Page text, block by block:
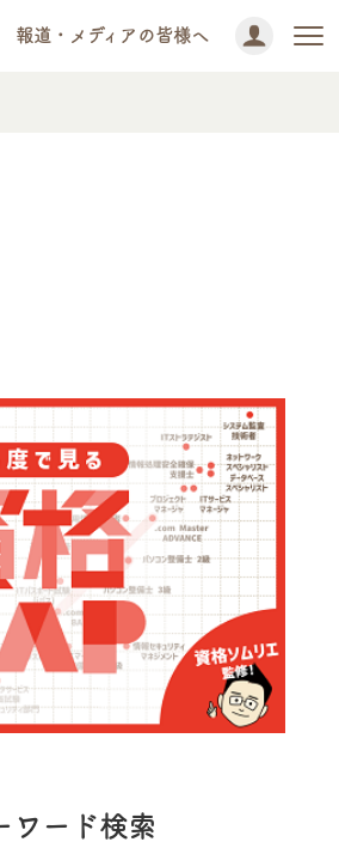
報道・メディアの皆様へ
この検定、難しい？」「どんな試験
ワード検索